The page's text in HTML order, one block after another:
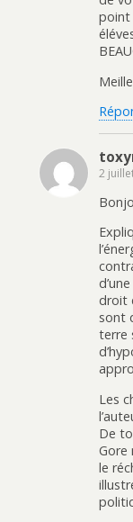
point
2
droit
sont
terre
Les
De
Gore
le